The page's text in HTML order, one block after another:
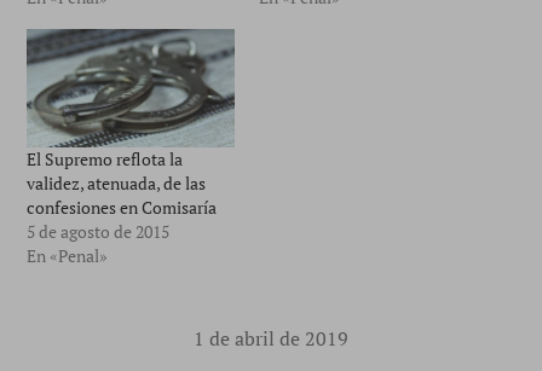
El Supremo reflota la
validez, atenuada, de las
confesiones en Comisaría
5 de agosto de 2015
En «Penal»
1 de abril de 2019